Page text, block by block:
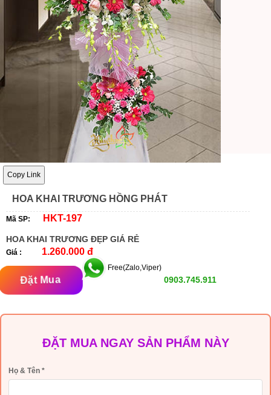
Copy Link
HOA KHAI TRƯƠNG HỒNG PHÁT
Mã SP: HKT-197
HOA KHAI TRƯƠNG ĐẸP GIÁ RẺ
Giá : 1.260.000 đ
Đặt Mua
Free(Zalo,Viper)
0903.745.911
ĐẶT MUA NGAY SẢN PHẨM NÀY
Họ & Tên *